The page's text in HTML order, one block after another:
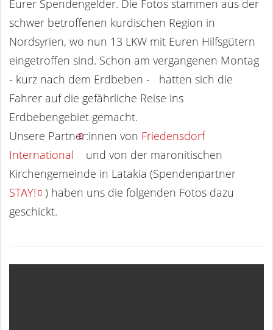
Eurer Spendengelder. Die Fotos stammen aus der
schwer betroffenen kurdischen Region in
Nordsyrien, wo nun 13 LKW mit Euren Hilfsgütern
eingetroffen sind. Schon am vergangenen Montag
- kurz nach dem Erdbeben - hatten sich die
Fahrer auf die gefährliche Reise ins
Erdbebengebiet gemacht.
Unsere Partner:innen von Friedensdorf
International
und von der maronitischen
Kirchengemeinde in Latakia (Spendenpartner
STAY!
) haben uns die folgenden Fotos dazu
geschickt.